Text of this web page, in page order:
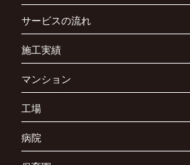
サービスの流れ
施工実績
マンション
工場
病院